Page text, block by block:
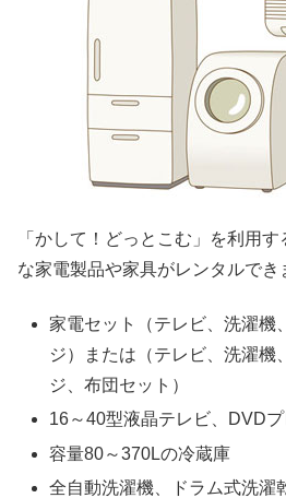
「かして！どっとこむ」を利用
な家電製品や家具がレンタルでき
家電セット（テレビ、洗濯機
ジ）または（テレビ、洗濯機
ジ、布団セット）
16～40型液晶テレビ、DVD
容量80～370Lの冷蔵庫
全自動洗濯機、ドラム式洗濯